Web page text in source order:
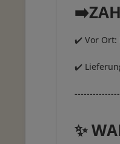
✔️ Vor Ort:
✔️
✨